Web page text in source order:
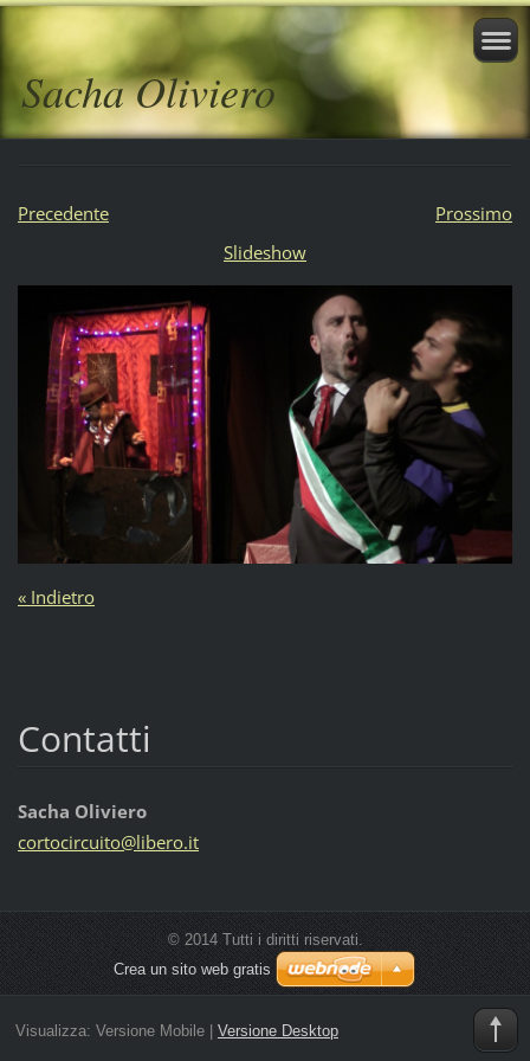
Sacha Oliviero
Precedente
Prossimo
Slideshow
« Indietro
Contatti
Sacha Oliviero
cortocircuito@libero.it
© 2014 Tutti i diritti riservati.
Crea un sito web gratis
Visualizza: Versione Mobile| Versione Desktop